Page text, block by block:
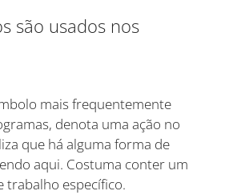
são usados nos
mais frequentemente
denota uma ação no
que há alguma forma de
aqui. Costuma conter um
trabalho específico.